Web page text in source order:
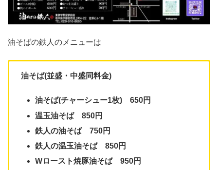
油そばの鉄人のメニューは
油そば(並盛・中盛同料金)
油そば(チャーシュー1枚) 650円
温玉油そば 850円
鉄人の油そば 750円
鉄人の温玉油そば 850円
Wロースト焼豚油そば 950円